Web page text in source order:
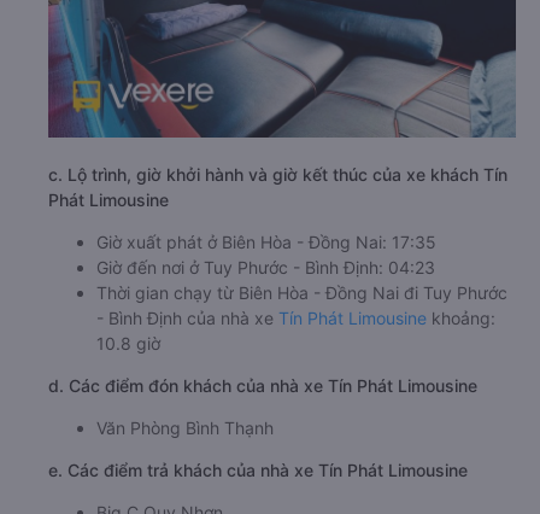
c. Lộ trình, giờ khởi hành và giờ kết thúc của xe khách Tín
Phát Limousine
Giờ xuất phát ở Biên Hòa - Đồng Nai: 17:35
Giờ đến nơi ở Tuy Phước - Bình Định: 04:23
Thời gian chạy từ Biên Hòa - Đồng Nai đi Tuy Phước
- Bình Định của nhà xe Tín Phát Limousine khoảng:
10.8 giờ
d. Các điểm đón khách của nhà xe Tín Phát Limousine
Văn Phòng Bình Thạnh
e. Các điểm trả khách của nhà xe Tín Phát Limousine